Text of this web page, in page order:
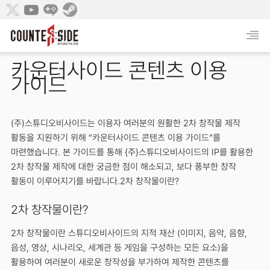
카운터사이드 콘텐츠 이용
가이드
(주)스튜디오비사이드는 이용자 여러분의 원활한 2차 창작물 제작
활동을 지원하기 위해 “카운터사이드 콘텐츠 이용 가이드”를
마련했습니다. 본 가이드를 통해 {주}스튜디오비사이드의 IP를 활용한
2차 창작물 제작에 대한 궁금한 점이 해소되고, 보다 풍부한 창작
활동이 이루어지기를 바랍니다.2차 창작물이란?
2차 창작물이란?
2차 창작물이란 스튜디오비사이드의 지적 재산 (이미지, 음악, 음향,
음성, 영상, 시나리오, 세계관 등 게임을 구성하는 모든 요소)을
활용하여 여러분이 새로운 창작성을 부가하여 제작한 콘텐츠를